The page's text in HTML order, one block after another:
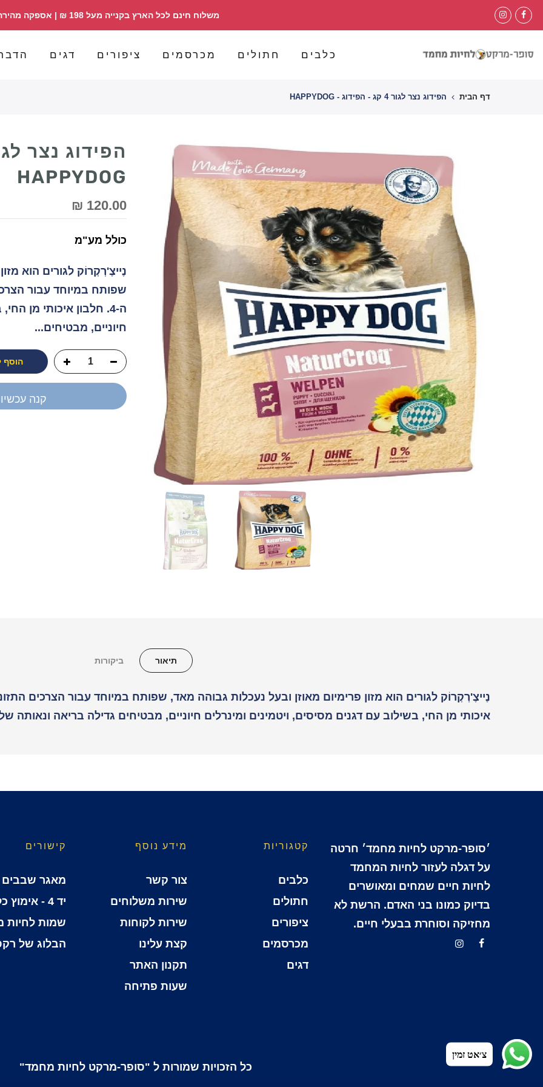
דלג
לתוכן
משלוח חינם לכל הארץ בקנייה מעל 198 ₪ | אספקה מהירה | הזמנות 098358030
כלבים חתולים מכרסמים ציפורים דגים
דף הבית הפידוג נצר לגור 4 קג - הפידוג - HAPPYDOG
HAPPYDOG
120.00 ₪
כולל מע"מ
נֶייצֶ'רְקְרוֹק לגורים הוא
שפותח במיוחד עבור
ה-4. חלבון איכותי מן
חיוניים, מבטיחים...
הוסף
קנה עכשיו
תיאור ביקורות
איכותי מן החי, בשילוב עם דגנים מסיסים, ויטמינים ומינרלים חיוניים, מבטיחים גדילה בריאה ונאותה
׳סופר-מרקט לחיות מחמד׳ חרטה
על דגלה לעזור לחיות המחמד
לחיות חיים שמחים ומאושרים
בדיוק כמונו בני האדם. הרשת לא
מחזיקה וסוחרת בבעלי חיים.
קטגוריות
כלבים
חתולים
ציפורים
מכרסמים
דגים
מידע נוסף
צור קשר
שירות משלוחים
שירות לקוחות
קצת עלינו
תקנון האתר
שעות פתיחה
קישורים
מאגר שבבים
יד 4 - אימוץ כלבים
שמות לחיות
הבלוג של
כל הזכויות שמורות ל "סופר-מרקט לחיות מחמד"
צ׳אט זמין